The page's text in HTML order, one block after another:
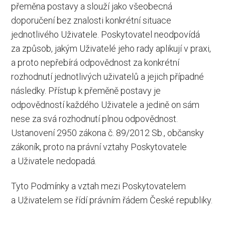
přeměna postavy a slouží jako všeobecná
doporučení bez znalosti konkrétní situace
jednotlivého Uživatele. Poskytovatel neodpovídá
za způsob, jakým Uživatelé jeho rady aplikují v praxi,
a proto nepřebírá odpovědnost za konkrétní
rozhodnutí jednotlivých uživatelů a jejich případné
následky. Přístup k přeměně postavy je
odpovědností každého Uživatele a jedině on sám
nese za svá rozhodnutí plnou odpovědnost.
Ustanovení 2950 zákona č. 89/2012 Sb., občansky
zákoník, proto na právní vztahy Poskytovatele
a Uživatele nedopadá.
Tyto Podmínky a vztah mezi Poskytovatelem
a Uživatelem se řídí právním řádem České republiky.